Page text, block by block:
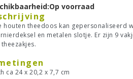
Op voorraad
houten theedoos kan gepersonaliseerd
en metalen slotje. Er zijn 9
theezakjes.
ca 24 x 20,2 x 7,7 cm